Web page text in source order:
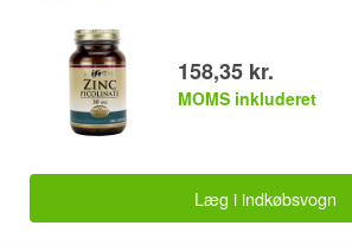
158,35 kr.
MOMS inkluderet
Læg i indkøbsvogn